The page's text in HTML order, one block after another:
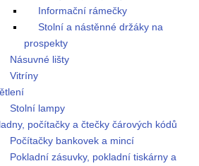
Informační rámečky
Stolní a nástěnné držáky na
prospekty
Násuvné lišty
Vitríny
Stolní lampy
počítačky a čtečky čárových kódů
Počítačky bankovek a mincí
Pokladní zásuvky, pokladní tiskárny a